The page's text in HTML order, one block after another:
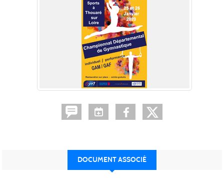
DOCUMENT ASSOCIÉ